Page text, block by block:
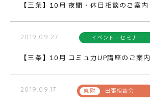
【三条】10月 夜間・休日相談のご案内
2019.09.27 イベント・セミナー
【三条】10月 コミュ力UP講座のご案内
2019.09.17 出張相談会